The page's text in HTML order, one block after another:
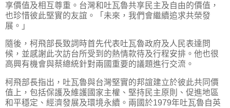
享價值及相互尊重。台灣和吐瓦魯共享民主及自由的價值，
也珍惜彼此堅實的友誼。「未來，我們會繼續追求共榮發
展。」
隨後，柯飛部長致詞時首先代表吐瓦魯政府及人民表達問
候，並感謝此次訪台所受到的熱情款待及行程安排。他也很
高興有機會與蔡總統針對兩國重要的議題進行交流。
柯飛部長指出，吐瓦魯與台灣堅實的邦誼建立於彼此共同價
值上，包括保護及維護國家主權、堅持民主原則、促進地區
和平穩定、經濟發展及環境永續。兩國於1979年吐瓦魯自英